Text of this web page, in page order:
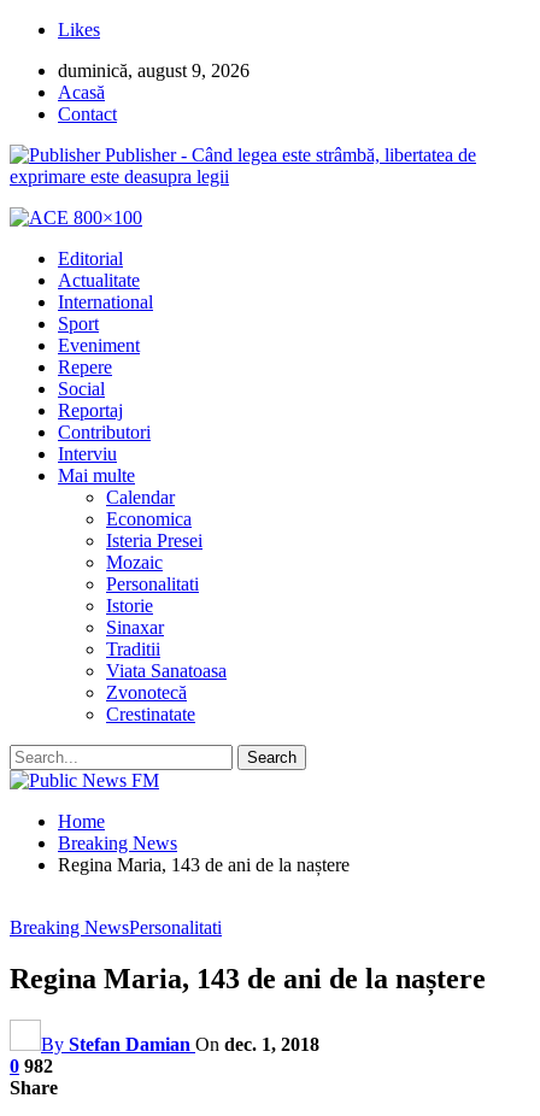
Likes
duminică, august 9, 2026
Acasă
Contact
Publisher - Când legea este strâmbă, libertatea de
exprimare este deasupra legii
Editorial
Actualitate
International
Sport
Eveniment
Repere
Social
Reportaj
Contributori
Interviu
Mai multe
Calendar
Economica
Isteria Presei
Mozaic
Personalitati
Istorie
Sinaxar
Traditii
Viata Sanatoasa
Zvonotecă
Crestinatate
Home
Breaking News
Regina Maria, 143 de ani de la naștere
Breaking NewsPersonalitati
Regina Maria, 143 de ani de la naștere
By Stefan Damian On dec. 1, 2018
0 982
Share